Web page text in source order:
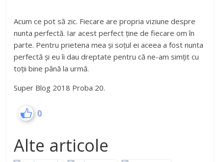
Acum ce pot să zic. Fiecare are propria viziune despre
nunta perfectă. Iar acest perfect ține de fiecare om în
parte. Pentru prietena mea și soțul ei aceea a fost nunta
perfectă și eu îi dau dreptate pentru că ne-am simțit cu
toții bine până la urmă.
Super Blog 2018 Proba 20.
0
Alte articole